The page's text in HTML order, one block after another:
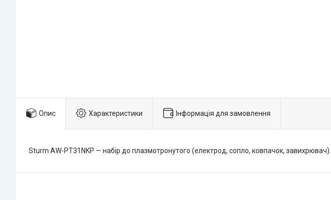
Опис Характеристики Інформація для замовлення
Sturm AW-PT31NKP — набір до плазмотронутого (електрод, сопло, ковпачок, завихрювач).